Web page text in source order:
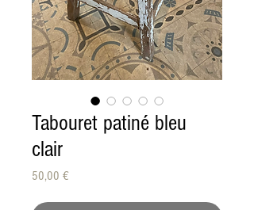
Tabouret patiné bleu
clair
50,00 €Prix